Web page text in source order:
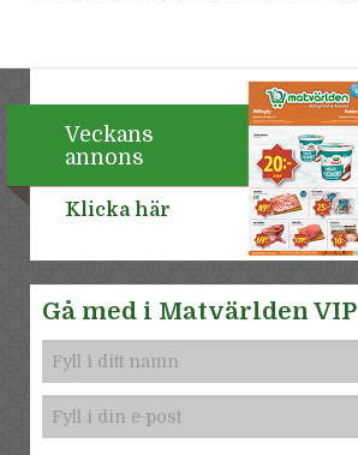
Veckans
annons
Klicka här
Gå med i Matvärlden VIP